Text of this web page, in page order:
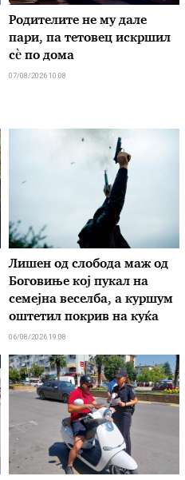
Родителите не му дале
пари, па тетовец искршил
сѐ по дома
07/08/2026 10:08
Лишен од слобода маж од
Боговиње кој пукал на
семејна веселба, а куршум
оштетил покрив на куќа
06/08/2026 19:08